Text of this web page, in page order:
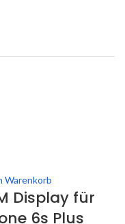
Warenkorb
Display für
6s Plus